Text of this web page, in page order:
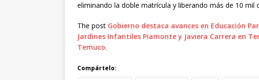
eliminando la doble matrícula y liberando más de 10 mil
The post Gobierno destaca avances en Educación
Jardines Infantiles Piamonte y Javiera Carrera en
Temuco.
Compártelo: